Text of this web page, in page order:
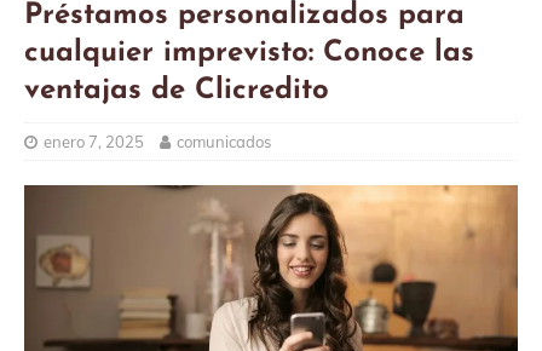
Préstamos personalizados para
cualquier imprevisto: Conoce las
ventajas de Clicredito
enero 7, 2025 comunicados